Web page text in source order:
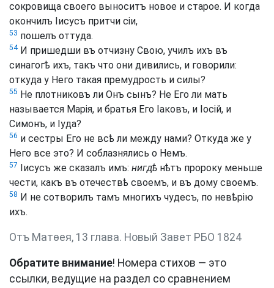
сокровища своего выноситъ новое и старое. И когда
окончилъ Іисусъ притчи сіи,
53 пошелъ оттуда.
54И пришедши въ отчизну Свою, училъ ихъ въ
синагогѣ ихъ, такъ что они дивились, и говорили:
откуда у Него такая премудрость и силы?
55 Не плотниковъ ли Онъ сынъ? Не Его ли мать
называется Марія, и братья Его Іаковъ, и Іосій, и
Симонъ, и Іуда?
56 и сестры Его не всѣ ли между нами? Откуда же у
Него все это? И соблазнялись о Немъ.
57 Іисусъ же сказалъ имъ: нигдѣ нѣтъ пророку меньше
чести, какъ въ отечествѣ своемъ, и въ дому своемъ.
58 И не сотворилъ тамъ многихъ чудесъ, по невѣрію
ихъ.
Отъ Матѳея, 13 глава. Новый Завет РБО 1824
Обратите внимание! Номера стихов — это
ссылки, ведущие на раздел со сравнением